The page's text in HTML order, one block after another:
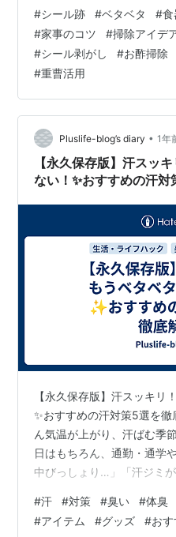
と指先にねっとりとした感
しいお皿なのに、ちょっと
ます。私もお気に入りのガ
があり、その時はスポンジ
れず、最終的にお酢を使っ
のときの「やっと取れた！
#シール跡 #ベタベタ #
#家事のコツ #掃除アイデ
#シール剥がし #お酢掃除
#重曹活用
Pluslife-blog’s diary • 1年
【永久保存版】汗スッ
ない！✨おすすめの汗
【永久保存版】汗スッキリ
✨おすすめの汗対策5選を
ん気温が上がり、汗ばむ季
日はもちろん、通勤・通学
中びっしょり…」「汗ジミ
るための“汗対策5選”**をご
感に悩まず、すっきり過ご
#汗 #対策 #臭い #体臭
#アイテム #グッズ #お